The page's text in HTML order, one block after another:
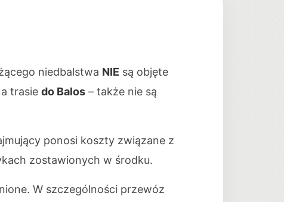
niedbalstwa NIE są objęte
trasie do Balos – także nie są
ponosi koszty związane z
zostawionych w środku.
W szczególności przewóz